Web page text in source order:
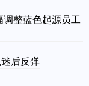
整蓝色起源员工
后反弹